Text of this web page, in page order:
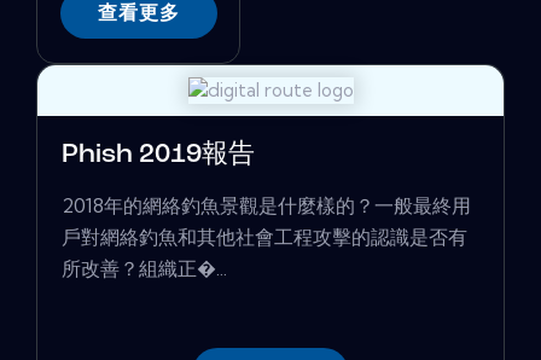
查看更多
Phish 2019報告
2018年的網絡釣魚景觀是什麼樣的？一般最終用
戶對網絡釣魚和其他社會工程攻擊的認識是否有
所改善？組織正�...